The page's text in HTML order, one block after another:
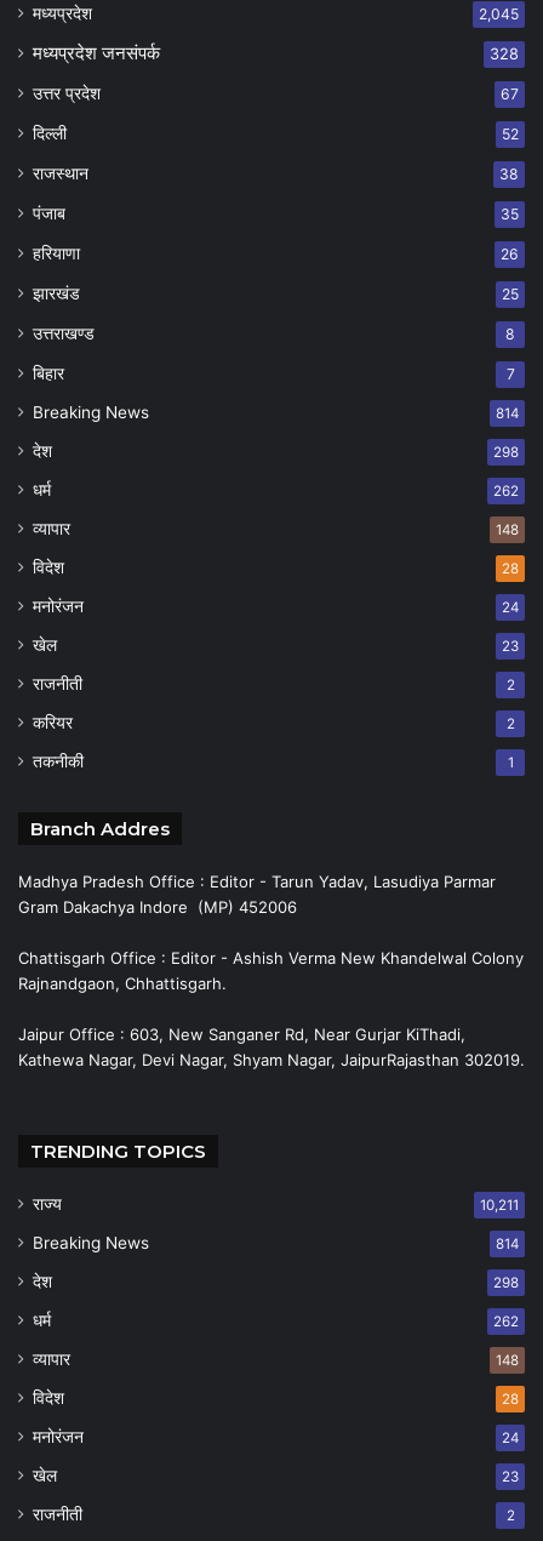
मध्यप्रदेश 2,045
मध्यप्रदेश जनसंपर्क 328
उत्तर प्रदेश 67
दिल्ली 52
राजस्थान 38
पंजाब 35
हरियाणा 26
झारखंड 25
उत्तराखण्ड 8
बिहार 7
Breaking News 814
देश 298
धर्म 262
व्यापार 148
विदेश 28
मनोरंजन 24
खेल 23
राजनीती 2
करियर 2
तकनीकी 1
Branch Addres
Madhya Pradesh Office : Editor - Tarun Yadav, Lasudiya Parmar
Gram Dakachya Indore (MP) 452006
Chattisgarh Office : Editor - Ashish Verma New Khandelwal Colony
Rajnandgaon, Chhattisgarh.
Jaipur Office : 603, New Sanganer Rd, Near Gurjar KiThadi,
Kathewa Nagar, Devi Nagar, Shyam Nagar, JaipurRajasthan 302019.
TRENDING TOPICS
राज्य 10,211
Breaking News 814
देश 298
धर्म 262
व्यापार 148
विदेश 28
मनोरंजन 24
खेल 23
राजनीती 2